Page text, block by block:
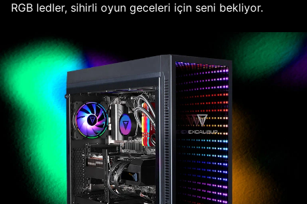
RGB ledler, sihirli oyun geceleri için seni bekliyor.